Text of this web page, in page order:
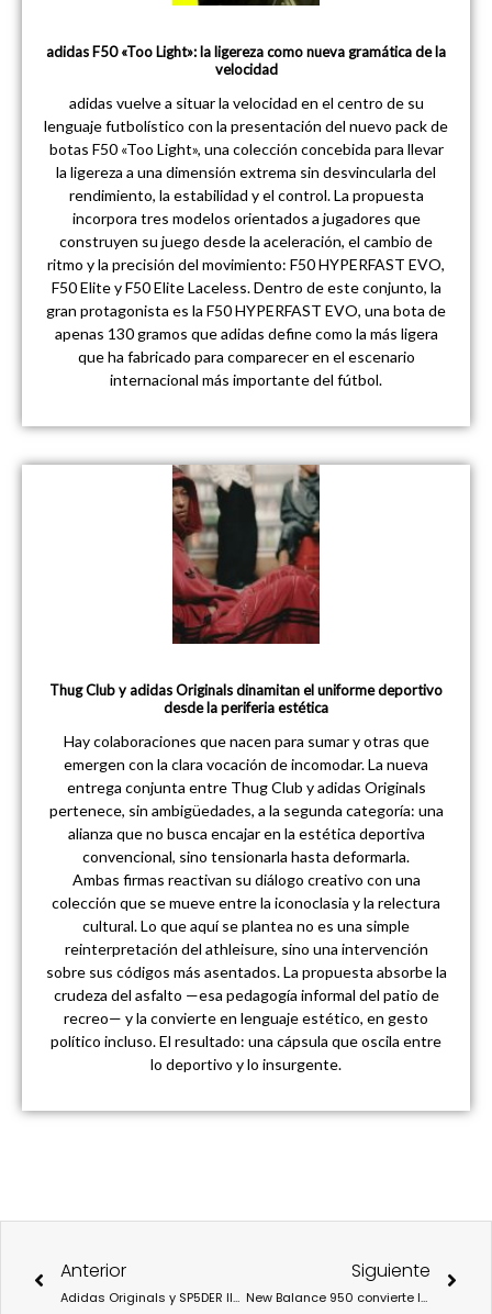
adidas F50 «Too Light»: la ligereza como nueva gramática de la
velocidad
adidas vuelve a situar la velocidad en el centro de su
lenguaje futbolístico con la presentación del nuevo pack de
botas F50 «Too Light», una colección concebida para llevar
la ligereza a una dimensión extrema sin desvincularla del
rendimiento, la estabilidad y el control. La propuesta
incorpora tres modelos orientados a jugadores que
construyen su juego desde la aceleración, el cambio de
ritmo y la precisión del movimiento: F50 HYPERFAST EVO,
F50 Elite y F50 Elite Laceless. Dentro de este conjunto, la
gran protagonista es la F50 HYPERFAST EVO, una bota de
apenas 130 gramos que adidas define como la más ligera
que ha fabricado para comparecer en el escenario
internacional más importante del fútbol.
Thug Club y adidas Originals dinamitan el uniforme deportivo
desde la periferia estética
Hay colaboraciones que nacen para sumar y otras que
emergen con la clara vocación de incomodar. La nueva
entrega conjunta entre Thug Club y adidas Originals
pertenece, sin ambigüedades, a la segunda categoría: una
alianza que no busca encajar en la estética deportiva
convencional, sino tensionarla hasta deformarla.
Ambas firmas reactivan su diálogo creativo con una
colección que se mueve entre la iconoclasia y la relectura
cultural. Lo que aquí se plantea no es una simple
reinterpretación del athleisure, sino una intervención
sobre sus códigos más asentados. La propuesta absorbe la
crudeza del asfalto —esa pedagogía informal del patio de
recreo— y la convierte en lenguaje estético, en gesto
político incluso. El resultado: una cápsula que oscila entre
lo deportivo y lo insurgente.
Anterior
Adidas Originals y SP5DER llevan el fútbol al territorio punk con la nueva F50 Formotion
Siguiente
New Balance 950 convierte la memoria del baloncesto ochentero en estilo cotidiano